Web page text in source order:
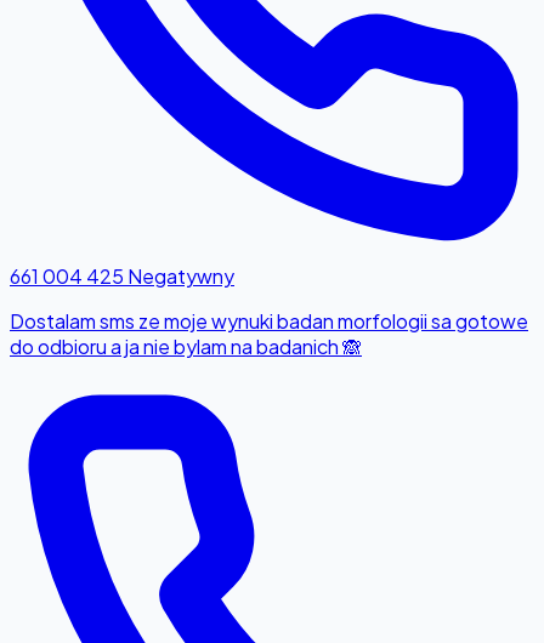
661 004 425 Negatywny
Dostalam sms ze moje wynuki badan morfologii sa gotowe
do odbioru a ja nie bylam na badanich 🙈